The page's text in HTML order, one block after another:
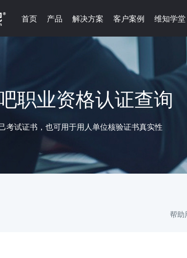
首页 产品 解决方案 客户案例 维知学堂
职业资格认证查询
考试证书，也可用于用人单位核验证书真实性
帮助